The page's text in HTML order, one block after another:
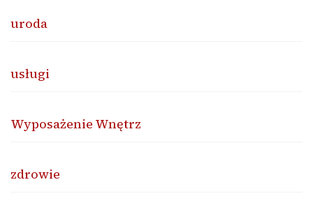
uroda
usługi
Wyposażenie Wnętrz
zdrowie